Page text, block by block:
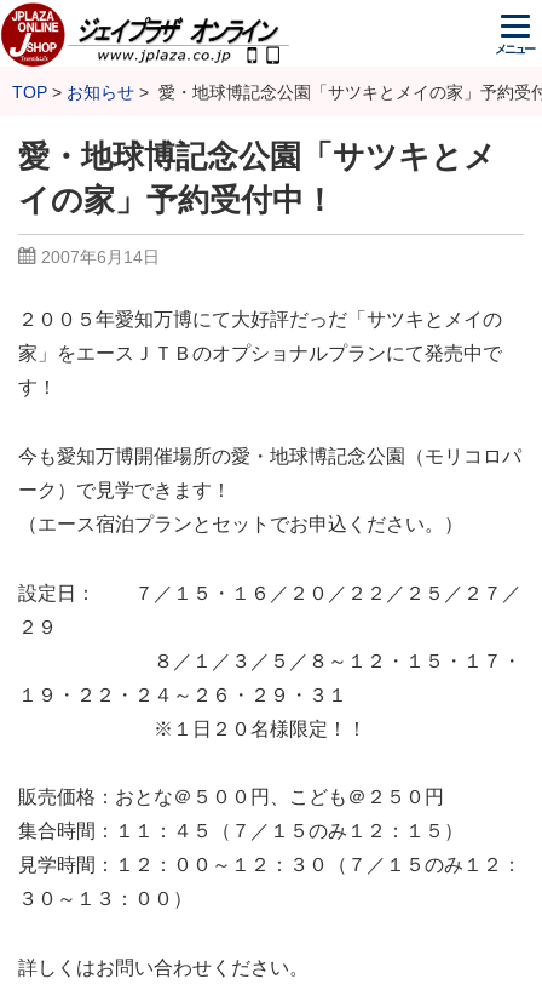
メニュー
TOP お知らせ 愛・地球博記念公園「サツキとメイの家」予約受
愛・地球博記念公園「サツキとメ
イの家」予約受付中！
2007年6月14日
２００５年愛知万博にて大好評だっだ「サツキとメイの
家」をエースＪＴＢのオプショナルプランにて発売中で
す！
今も愛知万博開催場所の愛・地球博記念公園（モリコロパ
ーク）で見学できます！
（エース宿泊プランとセットでお申込ください。）
設定日： ７／１５・１６／２０／２２／２５／２７／
２９
８／１／３／５／８～１２・１５・１７・
１９・２２・２４～２６・２９・３１
※１日２０名様限定！！
販売価格：おとな＠５００円、こども＠２５０円
集合時間：１１：４５（７／１５のみ１２：１５）
見学時間：１２：００～１２：３０（７／１５のみ１２：
３０～１３：００）
詳しくはお問い合わせください。